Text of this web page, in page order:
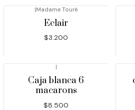
|Madame Touré
Eclair
$3.200
|
Caja blanca 6
macarons
$8.500